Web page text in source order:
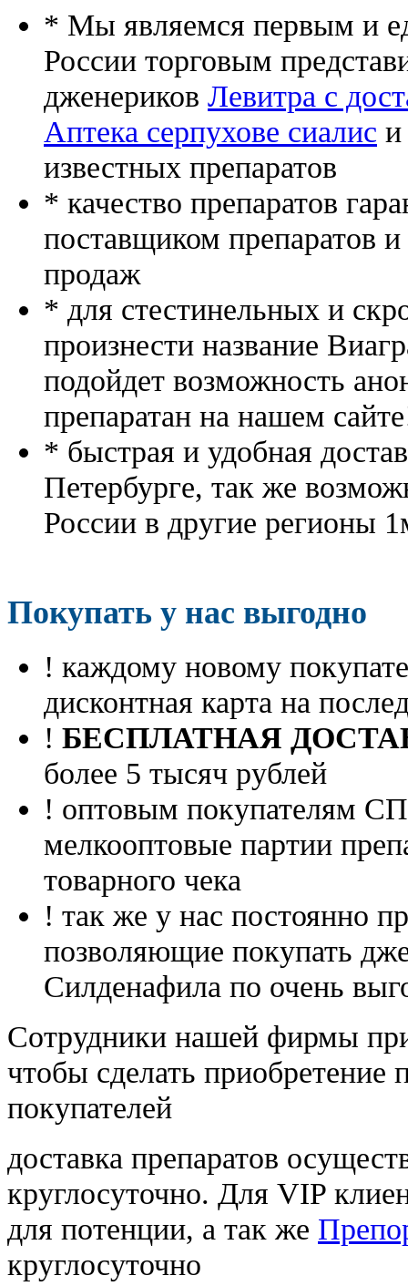
* Мы являемся первым и
России торговым
дженериков Левитра с
Аптека серпухове сиалис и
известных препаратов
* качество препаратов
поставщиком препаратов
продаж
* для стестинельных и
произнести название
подойдет возможность
препаратан на нашем
* быстрая и удобная
Петербурге, так же
России в другие регионы
Покупать у нас выгодно
! каждому новому
дисконтная карта на
! БЕСПЛАТНАЯ
более 5 тысяч рублей
! оптовым покупателям
мелкооптовые партии
товарного чека
! так же у нас постоянно
позволяющие покупать
Силденафила по очень
Cотрудники нашей фирмы
чтобы сделать приобретение
покупателей
доставка препаратов
круглосуточно. Для VIP
для потенции, а так же
круглосуточно